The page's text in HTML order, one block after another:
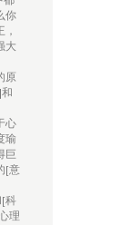
你
大
原
心
瑜
巨
[意
[科
理